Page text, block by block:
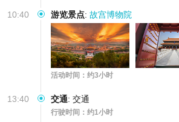
10:40 游览景点: 故宫博物院
活动时间：约3小时
13:40 交通: 交通
行驶时间：约1小时